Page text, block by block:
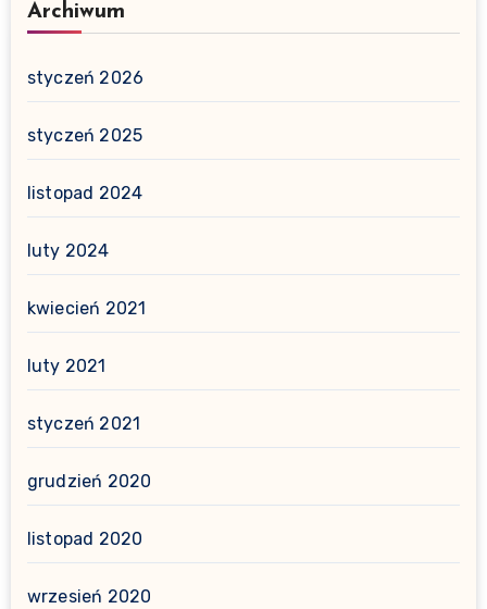
Archiwum
styczeń 2026
styczeń 2025
listopad 2024
luty 2024
kwiecień 2021
luty 2021
styczeń 2021
grudzień 2020
listopad 2020
wrzesień 2020